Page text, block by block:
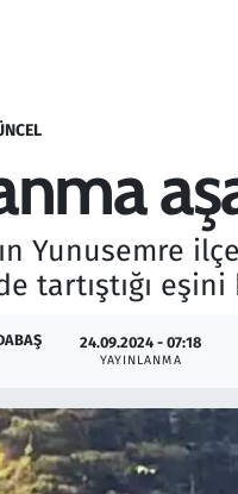
Yunusemre
tartıştığı
24.09.2024 - 07:18
YAYINLANMA